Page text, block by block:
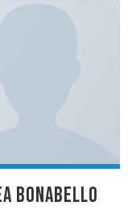
BONABELLO